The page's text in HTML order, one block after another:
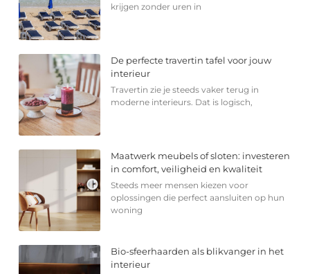
krijgen zonder uren in
De perfecte travertin tafel voor jouw
interieur
Travertin zie je steeds vaker terug in
moderne interieurs. Dat is logisch,
Maatwerk meubels of sloten: investeren
in comfort, veiligheid en kwaliteit
Steeds meer mensen kiezen voor
oplossingen die perfect aansluiten op hun
woning
Bio-sfeerhaarden als blikvanger in het
interieur